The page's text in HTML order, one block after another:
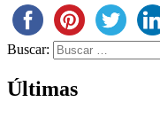
Buscar:
Últimas